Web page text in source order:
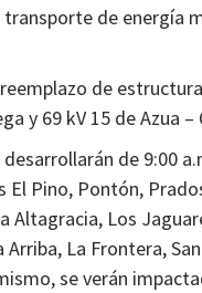
de energía
de
y 69 kV 15 de Azua –
de 9:00
El Pino, Pontón,
Altagracia, Los
La Frontera,
se verán